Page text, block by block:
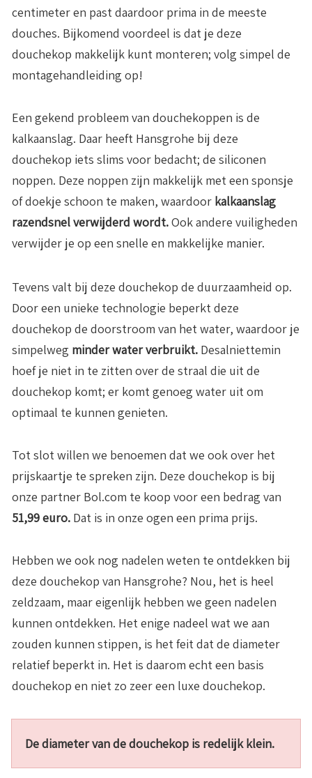
centimeter en past daardoor prima in de meeste
douches. Bijkomend voordeel is dat je deze
douchekop makkelijk kunt monteren; volg simpel de
montagehandleiding op!
Een gekend probleem van douchekoppen is de
kalkaanslag. Daar heeft Hansgrohe bij deze
douchekop iets slims voor bedacht; de siliconen
noppen. Deze noppen zijn makkelijk met een sponsje
of doekje schoon te maken, waardoor kalkaanslag
razendsnel verwijderd wordt.Ook andere vuiligheden
verwijder je op een snelle en makkelijke manier.
Tevens valt bij deze douchekop de duurzaamheid op.
Door een unieke technologie beperkt deze
douchekop de doorstroom van het water, waardoor je
simpelweg minder water verbruikt. Desalniettemin
hoef je niet in te zitten over de straal die uit de
douchekop komt; er komt genoeg water uit om
optimaal te kunnen genieten.
Tot slot willen we benoemen dat we ook over het
prijskaartje te spreken zijn. Deze douchekop is bij
onze partner Bol.com te koop voor een bedrag van
51,99 euro. Dat is in onze ogen een prima prijs.
Hebben we ook nog nadelen weten te ontdekken bij
deze douchekop van Hansgrohe? Nou, het is heel
zeldzaam, maar eigenlijk hebben we geen nadelen
kunnen ontdekken. Het enige nadeel wat we aan
zouden kunnen stippen, is het feit dat de diameter
relatief beperkt in. Het is daarom echt een basis
douchekop en niet zo zeer een luxe douchekop.
De diameter van de douchekop is redelijk klein.